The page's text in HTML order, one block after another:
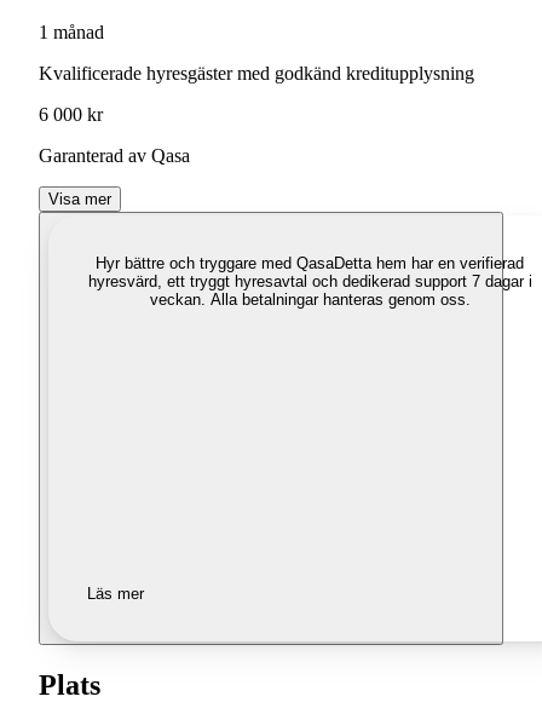
1 månad
Kvalificerade hyresgäster med godkänd kreditupplysning
6 000 kr
Garanterad av Qasa
Visa mer
Hyr bättre och tryggare med QasaDetta hem har en verifierad
hyresvärd, ett tryggt hyresavtal och dedikerad support 7 dagar i
veckan. Alla betalningar hanteras genom oss.
Läs mer
Plats